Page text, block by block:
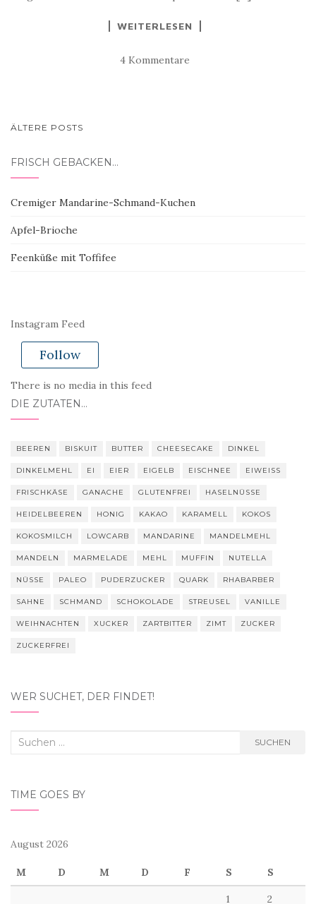
WEITERLESEN
4 Kommentare
BEITRAGSNAVIGATION
ÄLTERE POSTS
FRISCH GEBACKEN…
Cremiger Mandarine-Schmand-Kuchen
Apfel-Brioche
Feenküße mit Toffifee
Instagram Feed
Follow
There is no media in this feed
DIE ZUTATEN…
BEEREN BISKUIT BUTTER CHEESECAKE DINKEL
DINKELMEHL EI EIER EIGELB EISCHNEE EIWEISS
FRISCHKÄSE GANACHE GLUTENFREI HASELNÜSSE
HEIDELBEEREN HONIG KAKAO KARAMELL KOKOS
KOKOSMILCH LOWCARB MANDARINE MANDELMEHL
MANDELN MARMELADE MEHL MUFFIN NUTELLA
NÜSSE PALEO PUDERZUCKER QUARK RHABARBER
SAHNE SCHMAND SCHOKOLADE STREUSEL VANILLE
WEIHNACHTEN XUCKER ZARTBITTER ZIMT ZUCKER
ZUCKERFREI
WER SUCHET, DER FINDET!
Suchen
SUCHEN
TIME GOES BY
August 2026
M D M D F S S
1 2